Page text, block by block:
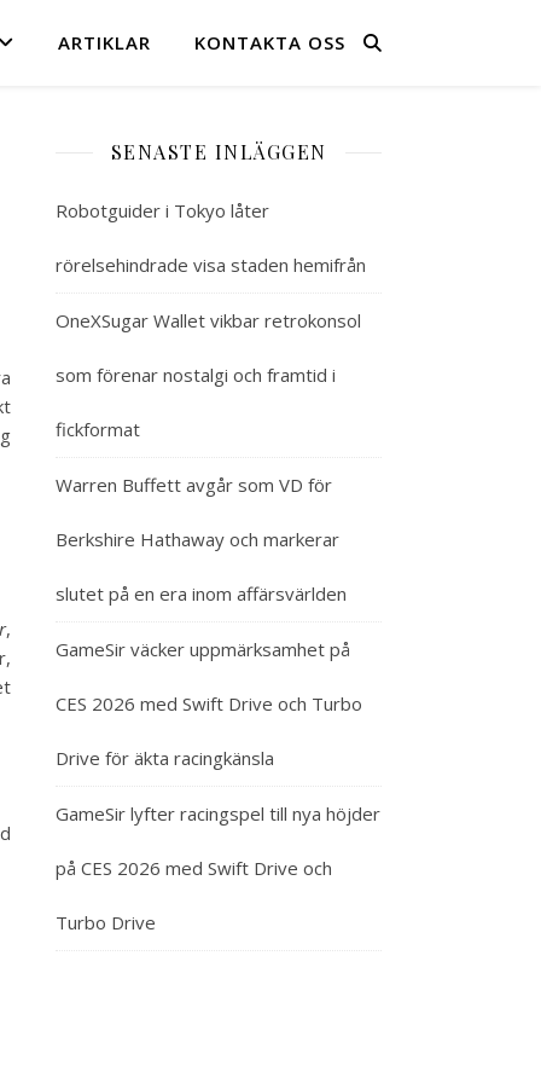
ARTIKLAR KONTAKTA OSS
,
SENASTE INLÄGGEN
Robotguider i Tokyo låter
rörelsehindrade visa staden hemifrån
OneXSugar Wallet vikbar retrokonsol
som förenar nostalgi och framtid i
fickformat
Warren Buffett avgår som VD för
Berkshire Hathaway och markerar
slutet på en era inom affärsvärlden
GameSir väcker uppmärksamhet på
CES 2026 med Swift Drive och Turbo
Drive för äkta racingkänsla
GameSir lyfter racingspel till nya höjder
på CES 2026 med Swift Drive och
Turbo Drive